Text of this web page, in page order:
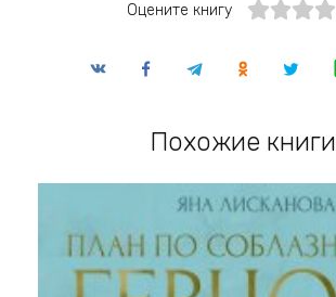
Оцените книгу
Похожие книги